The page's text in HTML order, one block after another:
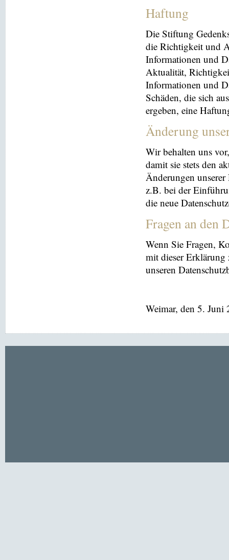
Haftung
Die Stiftung
die Richtigkeit und
Informationen und
Aktualität,
Informationen und
Schäden, die sich
ergeben, eine
Änderung
Wir behalten uns
damit sie stets den
Änderungen
z.B. bei der
die neue
Fragen an den
Wenn Sie Fragen,
mit dieser Erklärung
unseren
Weimar, den 5. Juni